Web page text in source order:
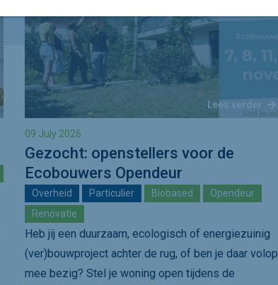
Lees verder
09 July 2026
Gezocht: openstellers voor de
Ecobouwers Opendeur
Overheid Particulier Biobased
Opendeur
Renovatie
Heb jij een duurzaam, ecologisch of energiezuinig
(ver)bouwproject achter de rug, of ben je daar volop
mee bezig? Stel je woning open tijdens de